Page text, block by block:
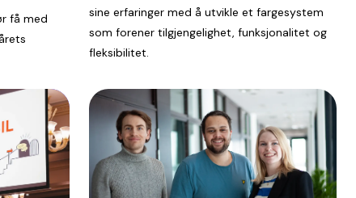
få med
sine erfaringer med å utvikle et fargesystem
som forener tilgjengelighet, funksjonalitet og
fleksibilitet.